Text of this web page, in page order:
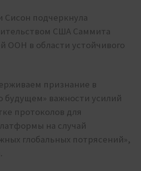
Сисон подчеркнула
США Саммита
ООН в области устойчивого
признание в
будущем» важности усилий
протоколов для
на случай
глобальных потрясений»,